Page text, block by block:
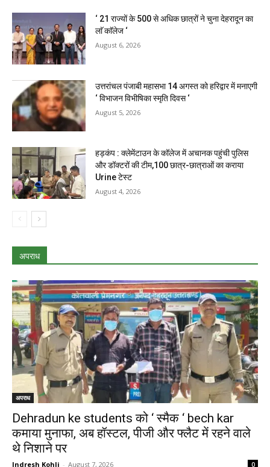
‘ 21 राज्यों के 500 से अधिक छात्रों ने चुना देहरादून का
लाॅ काॅलेज ‘
August 6, 2026
उत्तरांचल पंजाबी महासभा 14 अगस्त को हरिद्वार में मनाएगी
‘ विभाजन विभीषिका स्मृति दिवस ‘
August 5, 2026
हड़कंप : क्लेमेंटाउन के कॉलेज में अचानक पहुंची पुलिस
और डॉक्टरों की टीम,100 छात्र-छात्राओं का कराया
Urine टेस्ट
August 4, 2026
अपराध
अपराध
Dehradun ke students को ‘ स्मैक ‘ bech kar
कमाया मुनाफा, अब हॉस्टल, पीजी और फ्लैट में रहने वाले
थे निशाने पर
Indresh Kohli - August 7, 2026 0